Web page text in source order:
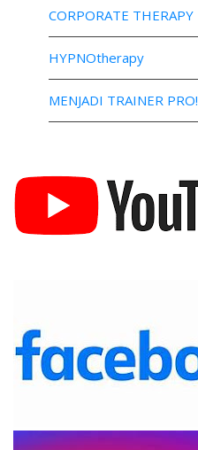
CORPORATE THERAPY
HYPNOtherapy
MENJADI TRAINER PRO!